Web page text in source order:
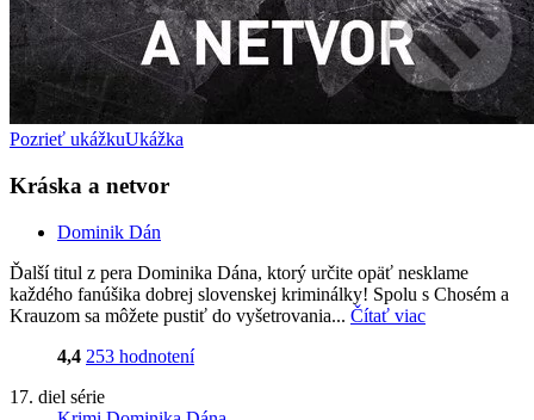
Pozrieť ukážkuUkážka
Kráska a netvor
Dominik Dán
Ďalší titul z pera Dominika Dána, ktorý určite opäť nesklame
každého fanúšika dobrej slovenskej kriminálky! Spolu s Chosém a
Krauzom sa môžete pustiť do vyšetrovania... Čítať viac
4,4 253 hodnotení
17. diel série